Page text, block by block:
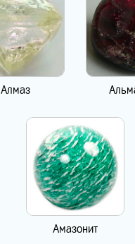
Алмаз
Амазонит